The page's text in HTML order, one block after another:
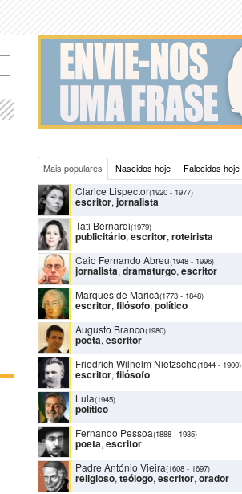
Mais populares Nascidos hoje Falecidos hoje
Clarice Lispector(1920 - 1977)
escritor, jornalista
Tati Bernardi(1979)
publicitário, escritor, roteirista
Caio Fernando Abreu(1948 - 1996)
jornalista, dramaturgo, escritor
Marques de Maricá(1773 - 1848)
escritor, filósofo, político
Augusto Branco(1980)
poeta, escritor
Friedrich Wilhelm Nietzsche(1844 - 1900)
escritor, filósofo
Lula(1945)
político
Fernando Pessoa(1888 - 1935)
poeta, escritor
Padre António Vieira(1608 - 1697)
religioso, teólogo, escritor, orador